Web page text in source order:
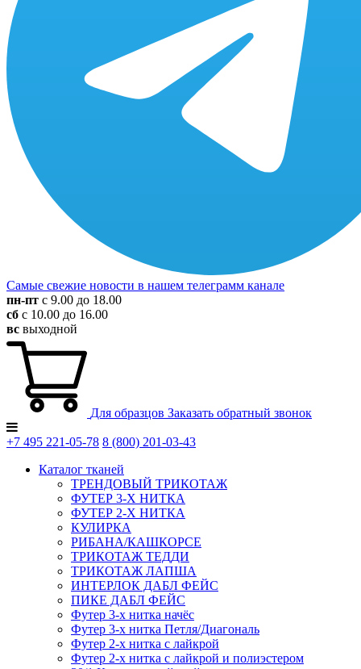
Самые свежие новости в нашем телеграмм канале
пн-пт с 9.00 до 18.00
сб с 10.00 до 16.00
вс выходной
Для образцов Заказать обратный звонок
+7 495 221-05-78 8 (800) 201-03-43
Каталог тканей
ТРЕНДОВЫЙ ТРИКОТАЖ
ФУТЕР 3-Х НИТКА
ФУТЕР 2-Х НИТКА
КУЛИРКА
РИБАНА/КАШКОРСЕ
ТРИКОТАЖ ТЕДДИ
ТРИКОТАЖ ЛАПША
ИНТЕРЛОК ДАБЛ ФЕЙС
ПИКЕ ДАБЛ ФЕЙС
Футер 3-х нитка начёс
Футер 3-х нитка Петля/Диагональ
Футер 2-х нитка с лайкрой
Футер 2-х нитка с лайкрой и полиэстером